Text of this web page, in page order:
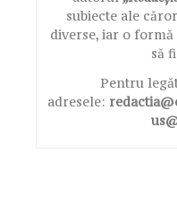
subiecte ale
diverse, iar o
să
Pentru
adresele: